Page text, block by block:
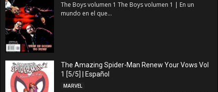
The Boys volumen 1 The Boys volumen 1 | En un
mundo en el que...
The Amazing Spider-Man Renew Your Vows Vol
1 [5/5] | Español
MARVEL